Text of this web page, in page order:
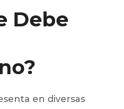
Debe
en diversas